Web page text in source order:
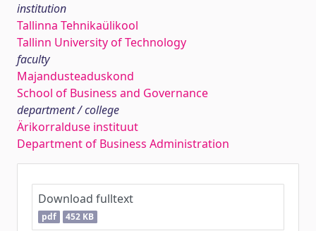
institution
Tallinna Tehnikaülikool
Tallinn University of Technology
faculty
Majandusteaduskond
School of Business and Governance
department / college
Ärikorralduse instituut
Department of Business Administration
Download fulltext
pdf 452 KB